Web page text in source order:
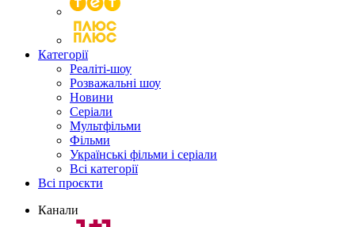
Категорії
Реаліті-шоу
Розважальні шоу
Новини
Серіали
Мультфільми
Фільми
Українські фільми і серіали
Всі категорії
Всі проєкти
Канали